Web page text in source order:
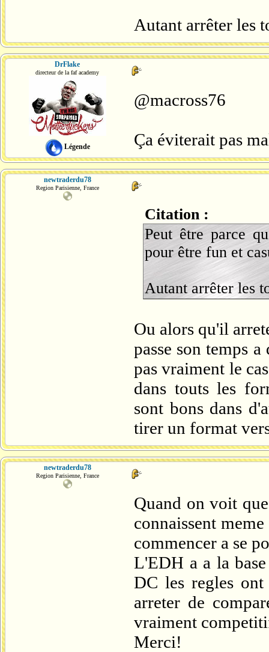
Autant arrêter les
DrFlake
directeur de la faf academy
Légende
@macross76
Ça éviterait pas
newtraderdu78
Region Parisienne, France
Citation :
Peut être parce
pour être fun et
Autant arrêter les
Ou alors qu'il
passe son temps
pas vraiment le
dans touts les
sont bons dans
tirer un format
newtraderdu78
Region Parisienne, France
Quand on voit
connaissent
commencer a se
L'EDH a a la
DC les regles
arreter de
vraiment
Merci!